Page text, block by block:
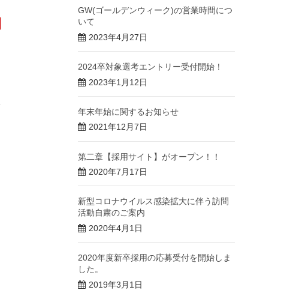
GW(ゴールデンウィーク)の営業時間につ
いて
2023年4月27日
2024卒対象選考エントリー受付開始！
2023年1月12日
年末年始に関するお知らせ
2021年12月7日
第二章【採用サイト】がオープン！！
2020年7月17日
新型コロナウイルス感染拡大に伴う訪問
活動自粛のご案内
2020年4月1日
2020年度新卒採用の応募受付を開始しま
した。
2019年3月1日